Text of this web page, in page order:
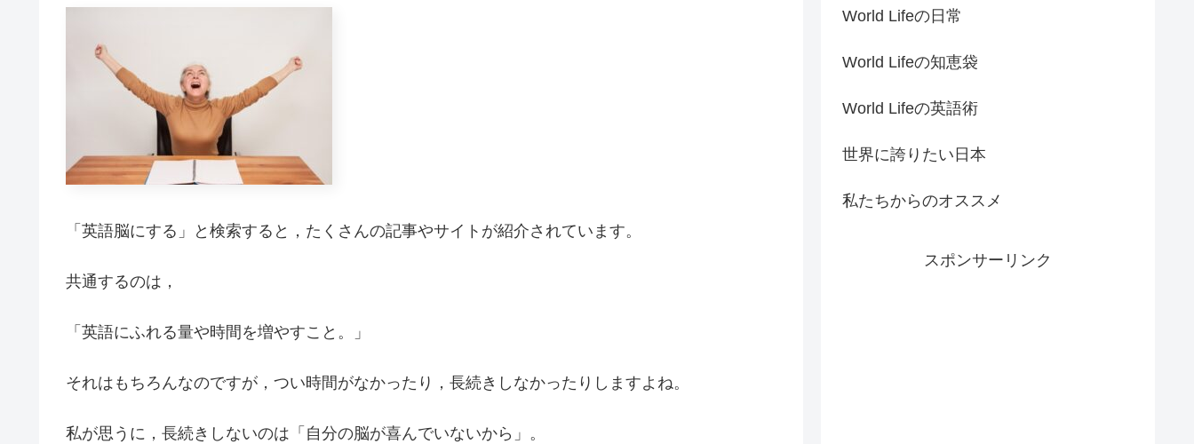
「英語脳にする」と検索すると，たくさんの記事やサイトが紹介されています。
共通するのは，
「英語にふれる量や時間を増やすこと。」
それはもちろんなのですが，つい時間がなかったり，長続きしなかったりしますよね。
私が思うに，長続きしないのは「自分の脳が喜んでいないから」。
World Lifeの日常
World Lifeの知恵袋
World Lifeの英語術
世界に誇りたい日本
私たちからのオススメ
スポンサーリンク